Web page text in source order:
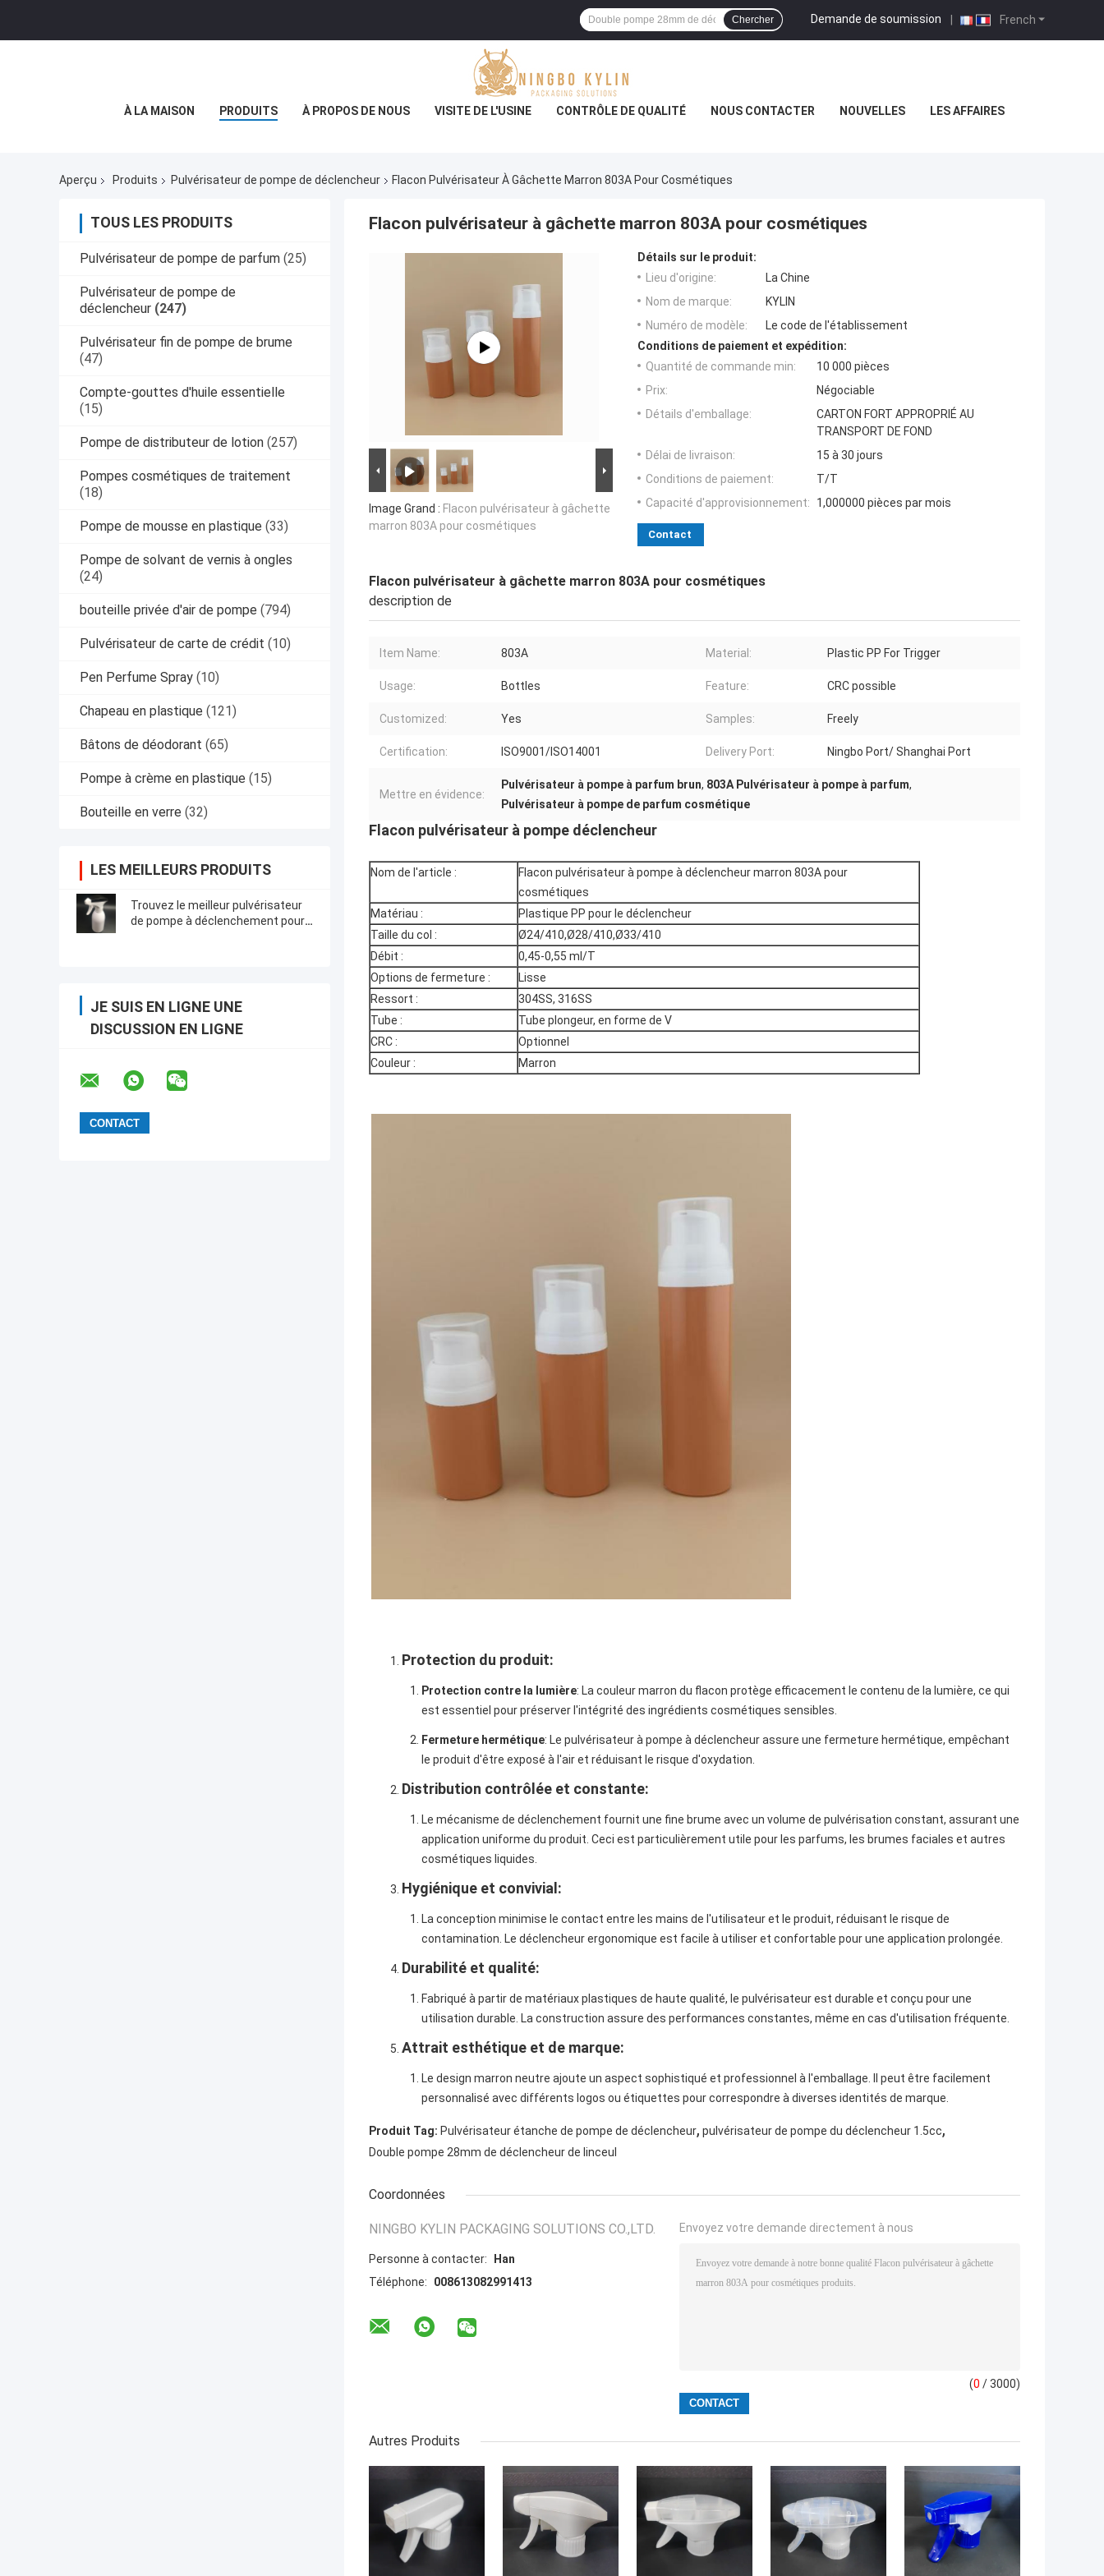
French
Demande de soumission |
Chercher
À LA MAISON PRODUITS À PROPOS DE NOUS VISITE DE L'USINE CONTRÔLE DE QUALITÉ NOUS CONTACTER NOUVELLES LES AFFAIRES
Aperçu Produits Pulvérisateur de pompe de déclencheur Flacon Pulvérisateur À Gâchette Marron 803A Pour Cosmétiques
TOUS LES PRODUITS
Pulvérisateur de pompe de parfum (25)
Pulvérisateur de pompe de
déclencheur (247)
Pulvérisateur fin de pompe de brume
(47)
Compte-gouttes d'huile essentielle
(15)
Pompe de distributeur de lotion (257)
Pompes cosmétiques de traitement
(18)
Pompe de mousse en plastique (33)
Pompe de solvant de vernis à ongles
(24)
bouteille privée d'air de pompe (794)
Pulvérisateur de carte de crédit (10)
Pen Perfume Spray (10)
Chapeau en plastique (121)
Bâtons de déodorant (65)
Pompe à crème en plastique (15)
Bouteille en verre (32)
LES MEILLEURS PRODUITS
Trouvez le meilleur pulvérisateur
de pompe à déclenchement pour
JE SUIS EN LIGNE UNE
DISCUSSION EN LIGNE
Flacon pulvérisateur à gâchette marron 803A pour cosmétiques
Image Grand : Flacon pulvérisateur à gâchette
marron 803A pour cosmétiques
Détails sur le produit:
Lieu d'origine:
La Chine
Nom de marque:
KYLIN
Numéro de modèle:
Le code de l'établissement
Conditions de paiement et expédition:
Quantité de commande min:
10 000 pièces
Prix:
Négociable
Détails d'emballage:
CARTON FORT APPROPRIÉ AU
TRANSPORT DE FOND
Délai de livraison:
15 à 30 jours
Conditions de paiement:
T/T
Capacité d'approvisionnement:
1,000000 pièces par mois
Contact
Flacon pulvérisateur à gâchette marron 803A pour cosmétiques
description de
Item Name: 803A Material: Plastic PP For Trigger
Usage: Bottles Feature: CRC possible
Customized: Yes Samples: Freely
Certification: ISO9001/ISO14001 Delivery Port: Ningbo Port/ Shanghai Port
Mettre en évidence:
Pulvérisateur à pompe à parfum brun, 803A Pulvérisateur à pompe à parfum,
Pulvérisateur à pompe de parfum cosmétique
Flacon pulvérisateur à pompe déclencheur
Nom de l'article :
Flacon pulvérisateur à pompe à déclencheur marron 803A pour
cosmétiques
Matériau :
Plastique PP pour le déclencheur
Taille du col :
Ø24/410,Ø28/410,Ø33/410
Débit :
0,45-0,55 ml/T
Options de fermeture :
Lisse
Ressort :
304SS, 316SS
Tube :
Tube plongeur, en forme de V
CRC :
Optionnel
Couleur :
Marron
Protection du produit:
Protection contre la lumière: La couleur marron du flacon protège efficacement le contenu de la lumière, ce qui
est essentiel pour préserver l'intégrité des ingrédients cosmétiques sensibles.
Fermeture hermétique: Le pulvérisateur à pompe à déclencheur assure une fermeture hermétique, empêchant
le produit d'être exposé à l'air et réduisant le risque d'oxydation.
Distribution contrôlée et constante:
Le mécanisme de déclenchement fournit une fine brume avec un volume de pulvérisation constant, assurant une
application uniforme du produit. Ceci est particulièrement utile pour les parfums, les brumes faciales et autres
cosmétiques liquides.
Hygiénique et convivial :
La conception minimise le contact entre les mains de l'utilisateur et le produit, réduisant le risque de
contamination. Le déclencheur ergonomique est facile à utiliser et confortable pour une application prolongée.
Durabilité et qualité:
Fabriqué à partir de matériaux plastiques de haute qualité, le pulvérisateur est durable et conçu pour une
utilisation durable. La construction assure des performances constantes, même en cas d'utilisation fréquente.
Attrait esthétique et de marque:
Le design marron neutre ajoute un aspect sophistiqué et professionnel à l'emballage. Il peut être facilement
personnalisé avec différents logos ou étiquettes pour correspondre à diverses identités de marque.
Produit Tag: Pulvérisateur étanche de pompe de déclencheur, pulvérisateur de pompe du déclencheur 1.5cc,
Double pompe 28mm de déclencheur de linceul
Coordonnées
NINGBO KYLIN PACKAGING SOLUTIONS CO.,LTD.
Personne à contacter:
Han
Téléphone:
008613082991413
Envoyez votre demande directement à nous
(0 / 3000)
Autres Produits